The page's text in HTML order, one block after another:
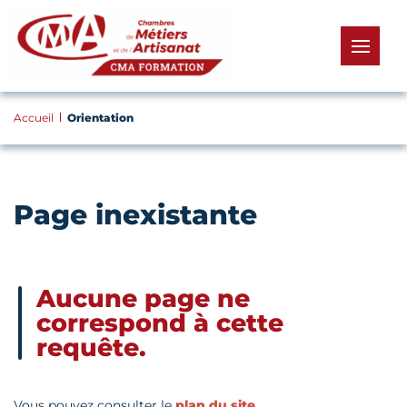
menu
Accueil Orientation
Page inexistante
Aucune page ne
correspond à cette
requête.